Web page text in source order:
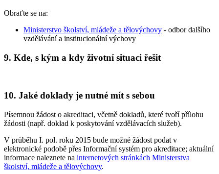
Obraťte se na:
Ministerstvo školství, mládeže a tělovýchovy - odbor dalšího
vzdělávání a institucionální výchovy
9. Kde, s kým a kdy životní situaci řešit
10. Jaké doklady je nutné mít s sebou
Písemnou žádost o akreditaci, včetně dokladů, které tvoří přílohu
žádosti (např. doklad k poskytování vzdělávacích služeb).
V průběhu I. pol. roku 2015 bude možné žádost podat v
elektronické podobě přes Informační systém pro akreditace; aktuální
informace naleznete na internetových stránkách Ministerstva
školství, mládeže a tělovýchovy.